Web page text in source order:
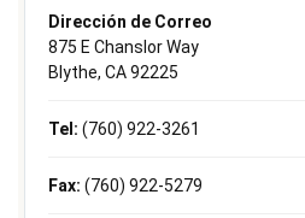
Dirección de Correo
875 E Chanslor Way
Blythe, CA 92225
Tel: (760) 922-3261
Fax: (760) 922-5279